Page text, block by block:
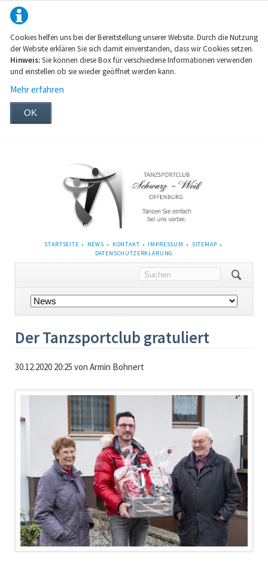
Cookies helfen uns bei der Bereitstellung unserer Website. Durch die Nutzung
der Website erklären Sie sich damit einverstanden, dass wir Cookies setzen.
Hinweis:Sie können diese Box für verschiedene Informationen verwenden
und einstellen ob sie wieder geöffnet werden kann.
Mehr erfahren
OK
NAVIGATION
STARTSEITE NEWS KONTAKT IMPRESSUM
SITEMAP
DATENSCHUTZERKLÄRUNG
Navigation
überspringen
Der Tanzsportclub gratuliert
30.12.2020 20:25 von Armin Bohnert